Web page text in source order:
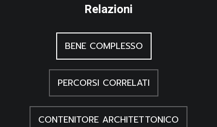
Relazioni
BENE COMPLESSO
PERCORSI CORRELATI
CONTENITORE ARCHITETTONICO